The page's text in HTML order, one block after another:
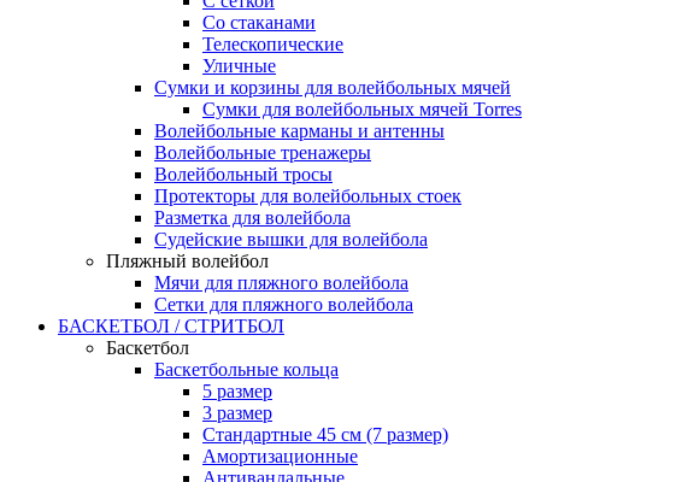
Со стаканами
Телескопические
Уличные
Сумки и корзины для волейбольных мячей
Сумки для волейбольных мячей Torres
Волейбольные карманы и антенны
Волейбольные тренажеры
Волейбольный тросы
Протекторы для волейбольных стоек
Разметка для волейбола
Судейские вышки для волейбола
Пляжный волейбол
Мячи для пляжного волейбола
Сетки для пляжного волейбола
БАСКЕТБОЛ / СТРИТБОЛ
Баскетбол
Баскетбольные кольца
5 размер
3 размер
Стандартные 45 см (7 размер)
Амортизационные
Антивандальные